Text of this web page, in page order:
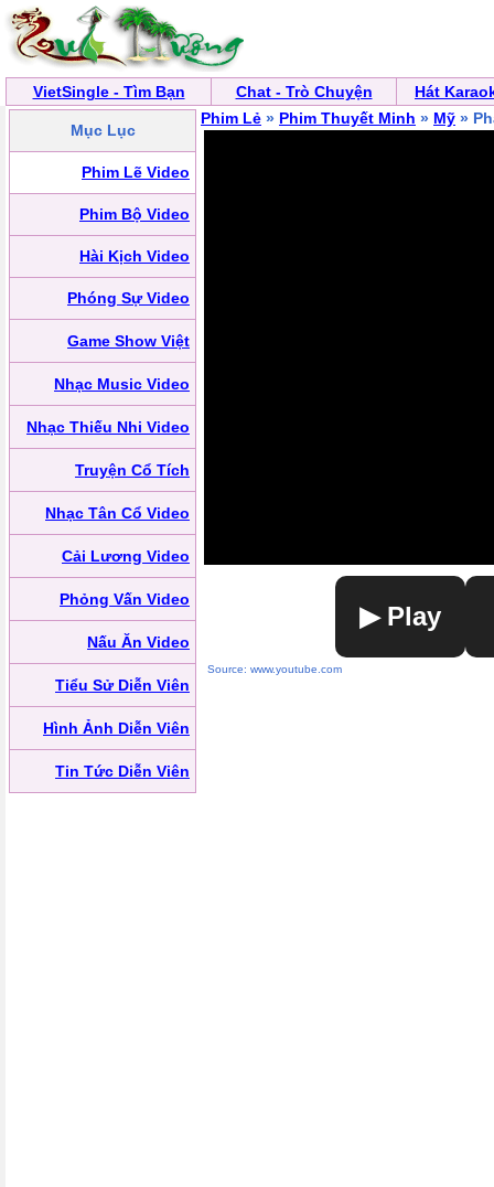
VietSingle - Tìm Bạn Chat - Trò Chuyện Hát
Mục Lục
Phim Lẽ Video
Phim Bộ Video
Hài Kịch Video
Phóng Sự Video
Game Show Việt
Nhạc Music Video
Nhạc Thiếu Nhi Video
Truyện Cổ Tích
Nhạc Tân Cổ Video
Cải Lương Video
Phỏng Vấn Video
Nấu Ăn Video
Tiểu Sử Diễn Viên
Hình Ảnh Diễn Viên
Tin Tức Diễn Viên
Phim Lẻ » Phim Thuyết Minh » Mỹ »
▶ Play
Source: www.youtube.com